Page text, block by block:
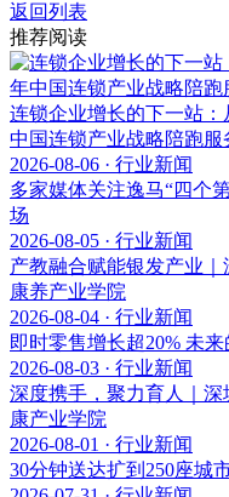
返回列表
推荐阅读
连锁企业增长的下一站
中国连锁产业战略陪跑
2026-08-06 · 行业新闻
多家媒体关注逸马“四个
场
2026-08-05 · 行业新闻
产教融合赋能银发产业
康养产业学院
2026-08-04 · 行业新闻
即时零售增长超20% 未
2026-08-03 · 行业新闻
深度携手，聚力育人｜
康产业学院
2026-08-01 · 行业新闻
30分钟送达扩到250座城